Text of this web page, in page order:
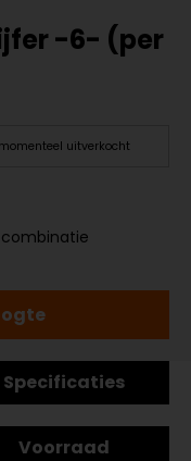
-6- (per
momenteel uitverkocht
Specificaties
Voorraad